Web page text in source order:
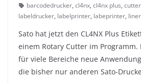
barcodedrucker, cl4nx, cl4nx plus, cutter
labeldrucker, labelprinter, labeprinter,
Sato hat jetzt den CL4NX Plus
einem Rotary Cutter im
für viele Bereiche neue
die bisher nur anderen Sato-